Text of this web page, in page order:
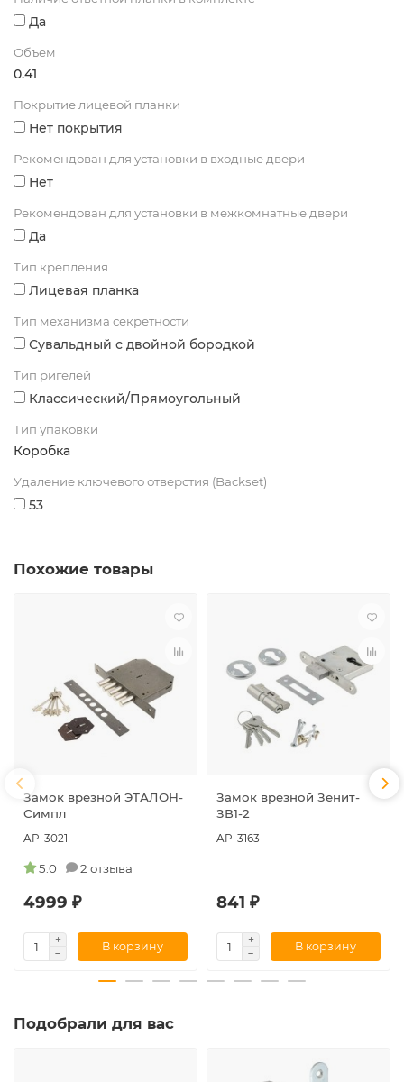
Да
Объем
0.41
Покрытие лицевой планки
Нет покрытия
Рекомендован для установки в входные двери
Нет
Рекомендован для установки в межкомнатные двери
Да
Тип крепления
Лицевая планка
Тип механизма секретности
Сувальдный с двойной бородкой
Тип ригелей
Классический/Прямоугольный
Тип упаковки
Коробка
Удаление ключевого отверстия (Backset)
53
Похожие товары
Замок врезной ЭТАЛОН-
Симпл
AP-3021
5.0 2 отзыва
4999 ₽
В корзину
Замок врезной Зенит-
ЗВ1-2
AP-3163
841 ₽
В корзину
Подобрали для вас